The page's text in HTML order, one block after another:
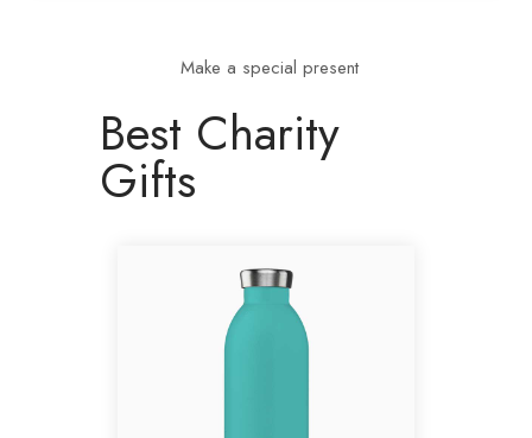
Make a special present
Best Charity
Gifts